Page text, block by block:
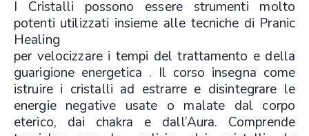
I Cristalli possono essere strumenti molto
potenti utilizzati insieme alle tecniche di Pranic
Healing
per velocizzare i tempi del trattamento e della
guarigione energetica . Il corso insegna come
istruire i cristalli ad estrarre e disintegrare le
energie negative usate o malate dal corpo
eterico, dai chakra e dall’Aura. Comprende